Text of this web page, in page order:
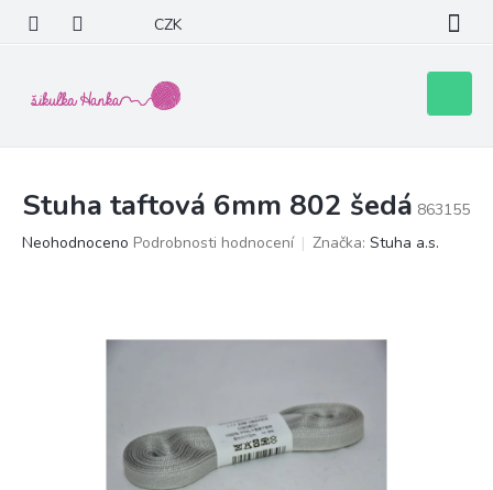
obsah
CZK
košík
Stuha taftová 6mm 802 šedá 863155
Průměrné
Neohodnoceno Podrobnosti hodnocení Značka: Stuha a.s.